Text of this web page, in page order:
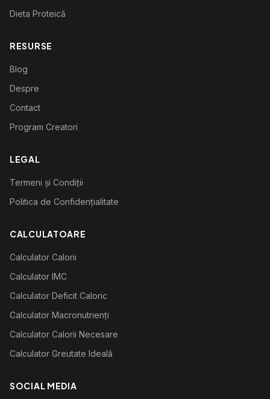
Dieta Proteică
RESURSE
Blog
Despre
Contact
Program Creatori
LEGAL
Termeni și Condiții
Politica de Confidențialitate
CALCULATOARE
Calculator Calorii
Calculator IMC
Calculator Deficit Caloric
Calculator Macronutrienți
Calculator Calorii Necesare
Calculator Greutate Ideală
SOCIAL MEDIA